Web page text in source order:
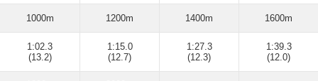
1000m 1200m 1400m 1600m
1:02.3
(13.2)
1:15.0
(12.7)
1:27.3
(12.3)
1:39.3
(12.0)